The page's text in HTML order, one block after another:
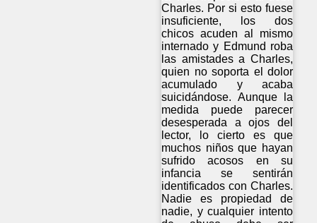
Charles. Por si esto fuese
insuficiente, los dos
chicos acuden al mismo
internado y Edmund roba
las amistades a Charles,
quien no soporta el dolor
acumulado y acaba
suicidándose. Aunque la
medida puede parecer
desesperada a ojos del
lector, lo cierto es que
muchos niños que hayan
sufrido acosos en su
infancia se sentirán
identificados con Charles.
Nadie es propiedad de
nadie, y cualquier intento